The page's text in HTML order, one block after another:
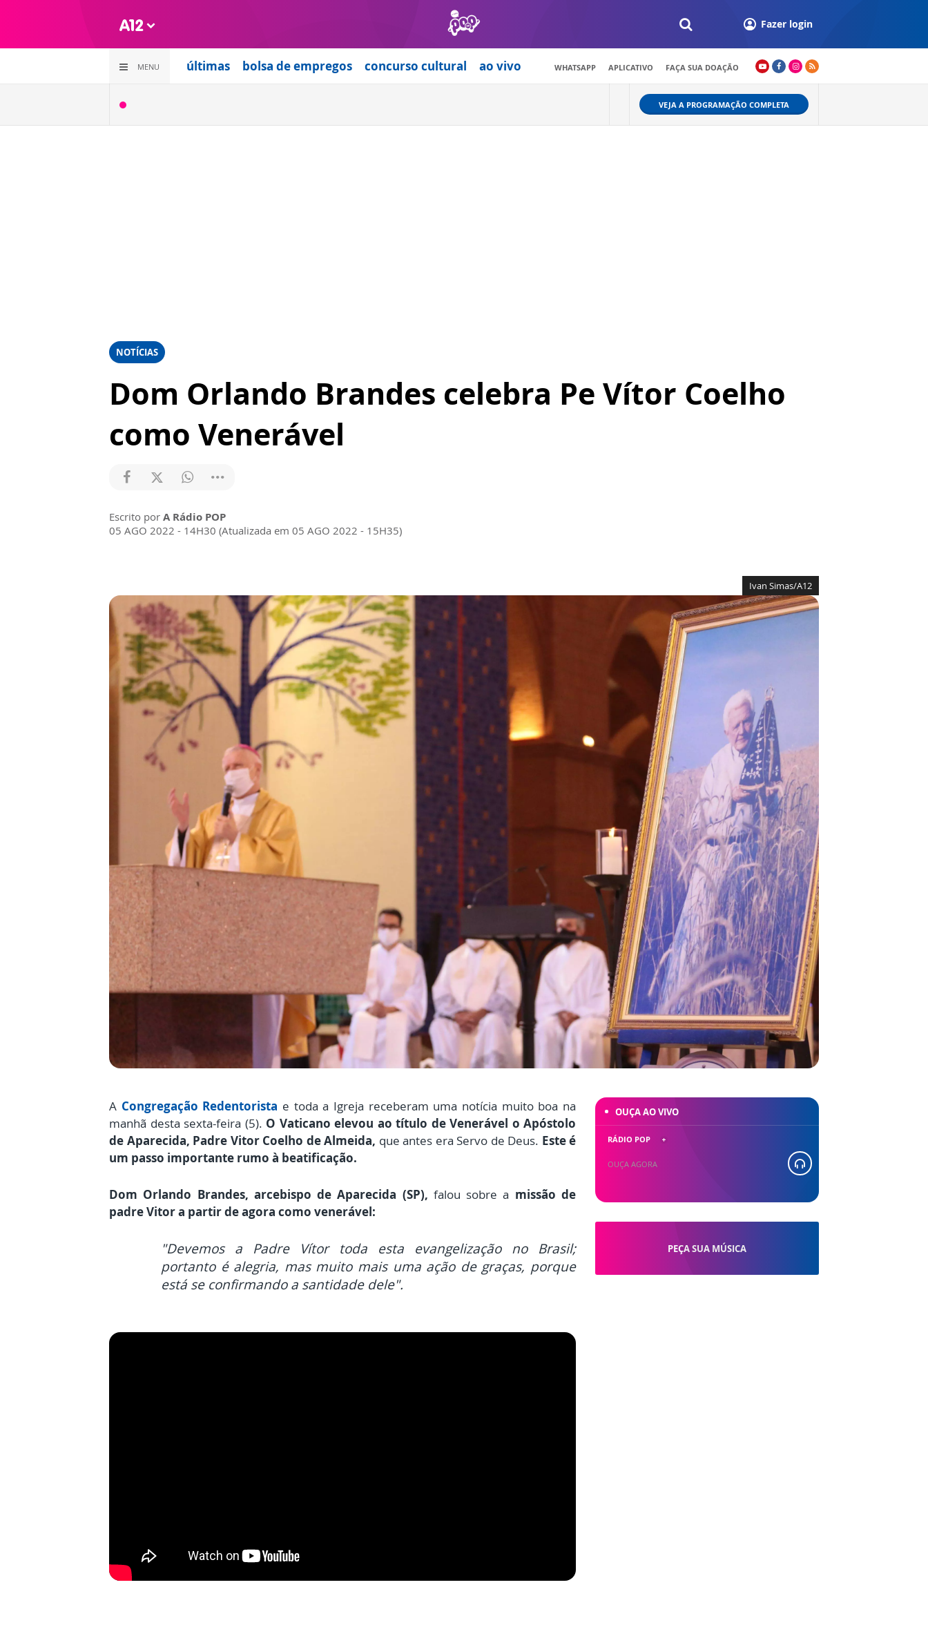
Fazer login
MENU últimas bolsa de empregos concurso cultural ao vivo WHATSAPP APLICATIVO FAÇA SUA DOAÇÃO
VEJA A PROGRAMAÇÃO COMPLETA
NOTÍCIAS
Dom Orlando Brandes celebra Pe Vítor Coelho
como Venerável
Escrito por A Rádio POP
05 AGO 2022 - 14H30 (Atualizada em 05 AGO 2022 - 15H35)
Ivan Simas/A12
A Congregação Redentorista e toda a Igreja receberam uma notícia muito boa na
manhã desta sexta-feira (5). O Vaticano elevou ao título de Venerável o Apóstolo
de Aparecida, Padre Vitor Coelho de Almeida, que antes era Servo de Deus. Este é
um passo importante rumo à beatificação.
Dom Orlando Brandes, arcebispo de Aparecida (SP), falou sobre a missão de
padre Vitor a partir de agora como venerável:
"Devemos a Padre Vítor toda esta evangelização no Brasil;
portanto é alegria, mas muito mais uma ação de graças, porque
está se confirmando a santidade dele".
PEÇA SUA MÚSICA
OUÇA AO VIVO
RÁDIO POP
OUÇA AGORA